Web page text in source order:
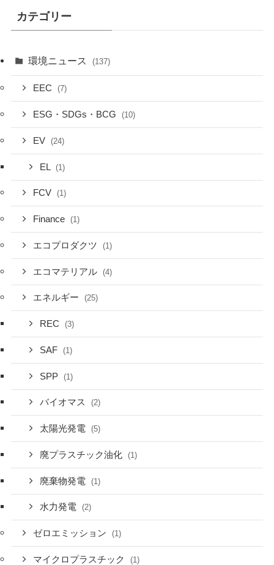
カテゴリー
環境ニュース (137)
EEC (7)
ESG・SDGs・BCG (10)
EV (24)
EL (1)
FCV (1)
Finance (1)
エコプロダクツ (1)
エコマテリアル (4)
エネルギー (25)
REC (3)
SAF (1)
SPP (1)
バイオマス (2)
太陽光発電 (5)
廃プラスチック油化 (1)
廃棄物発電 (1)
水力発電 (2)
ゼロエミッション (1)
マイクロプラスチック (1)